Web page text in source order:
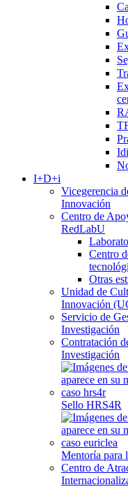
I+D+i
Vicegerencia
Innovación
Centro de
RedLabU
Centro
Otras
Unidad de
Innovación
Servicio de
Investigación
Contratación
Investigación
Sello HRS4R
Mentoría para
Centro de